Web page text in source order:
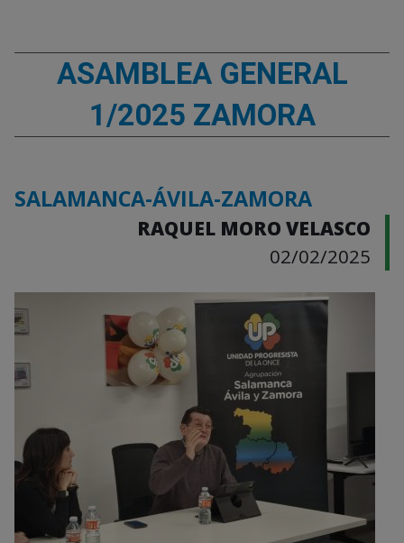
ASAMBLEA GENERAL
1/2025 ZAMORA
SALAMANCA-ÁVILA-ZAMORA
RAQUEL MORO VELASCO
02/02/2025